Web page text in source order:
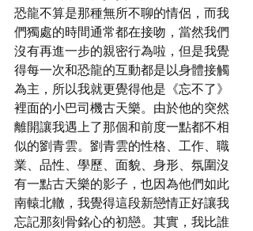
恐龍不算是那種無所不聊的情侶，而我
們獨處的時間通常都在接吻，當然我們
沒有再進一步的親密行為啦，但是我覺
得每一次和恐龍的互動都是以身體接觸
為主，所以我就更覺得他是《忘不了》
裡面的小巴司機古天樂。由於他的突然
離開讓我遇上了那個和前度一點都不相
似的劉青雲。劉青雲的性格、工作、職
業、品性、學歷、面貌、身形、氛圍沒
有一點古天樂的影子，也因為他們如此
南轅北轍，我覺得這段新戀情正好讓我
忘記那刻骨銘心的初戀。其實，我比誰